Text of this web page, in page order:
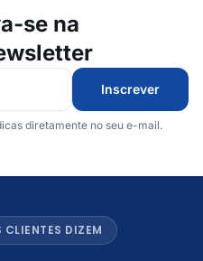
se na
Inscrever
diretamente no seu e-mail.
CLIENTES DIZEM